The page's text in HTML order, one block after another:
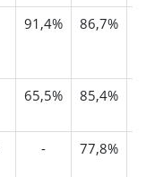
91,4% 86,7%
65,5% 85,4%
- 77,8%